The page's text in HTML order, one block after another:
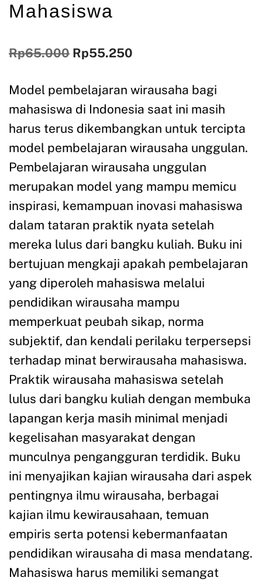
Mahasiswa
Rp65.000 Rp55.250
Model pembelajaran wirausaha bagi
mahasiswa di Indonesia saat ini masih
harus terus dikembangkan untuk tercipta
model pembelajaran wirausaha unggulan.
Pembelajaran wirausaha unggulan
merupakan model yang mampu memicu
inspirasi, kemampuan inovasi mahasiswa
dalam tataran praktik nyata setelah
mereka lulus dari bangku kuliah. Buku ini
bertujuan mengkaji apakah pembelajaran
yang diperoleh mahasiswa melalui
pendidikan wirausaha mampu
memperkuat peubah sikap, norma
subjektif, dan kendali perilaku terpersepsi
terhadap minat berwirausaha mahasiswa.
Praktik wirausaha mahasiswa setelah
lulus dari bangku kuliah dengan membuka
lapangan kerja masih minimal menjadi
kegelisahan masyarakat dengan
munculnya pengangguran terdidik. Buku
ini menyajikan kajian wirausaha dari aspek
pentingnya ilmu wirausaha, berbagai
kajian ilmu kewirausahaan, temuan
empiris serta potensi kebermanfaatan
pendidikan wirausaha di masa mendatang.
Mahasiswa harus memiliki semangat